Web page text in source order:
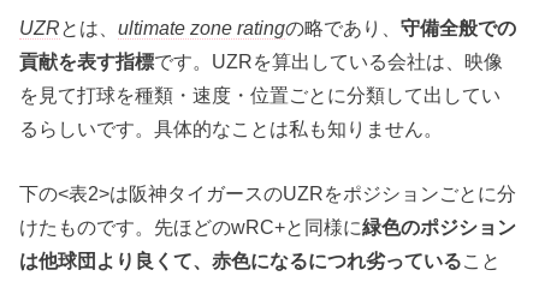
UZRとは、ultimate zone ratingの略であり、守備全般での
貢献を表す指標です。UZRを算出している会社は、映像
を見て打球を種類・速度・位置ごとに分類して出してい
るらしいです。具体的なことは私も知りません。
下の<表2>は阪神タイガースのUZRをポジションごとに分
けたものです。先ほどのwRC+と同様に緑色のポジション
は他球団より良くて、赤色になるにつれ劣っていること